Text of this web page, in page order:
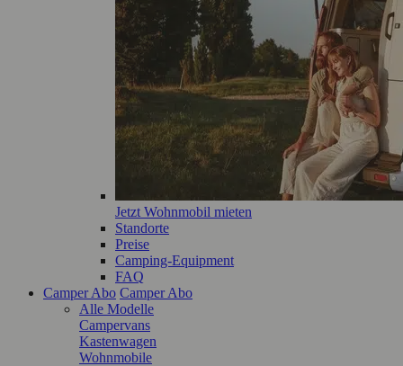
Jetzt Wohnmobil mieten
Standorte
Preise
Camping-Equipment
FAQ
Camper Abo Camper Abo
Alle Modelle
Campervans
Kastenwagen
Wohnmobile